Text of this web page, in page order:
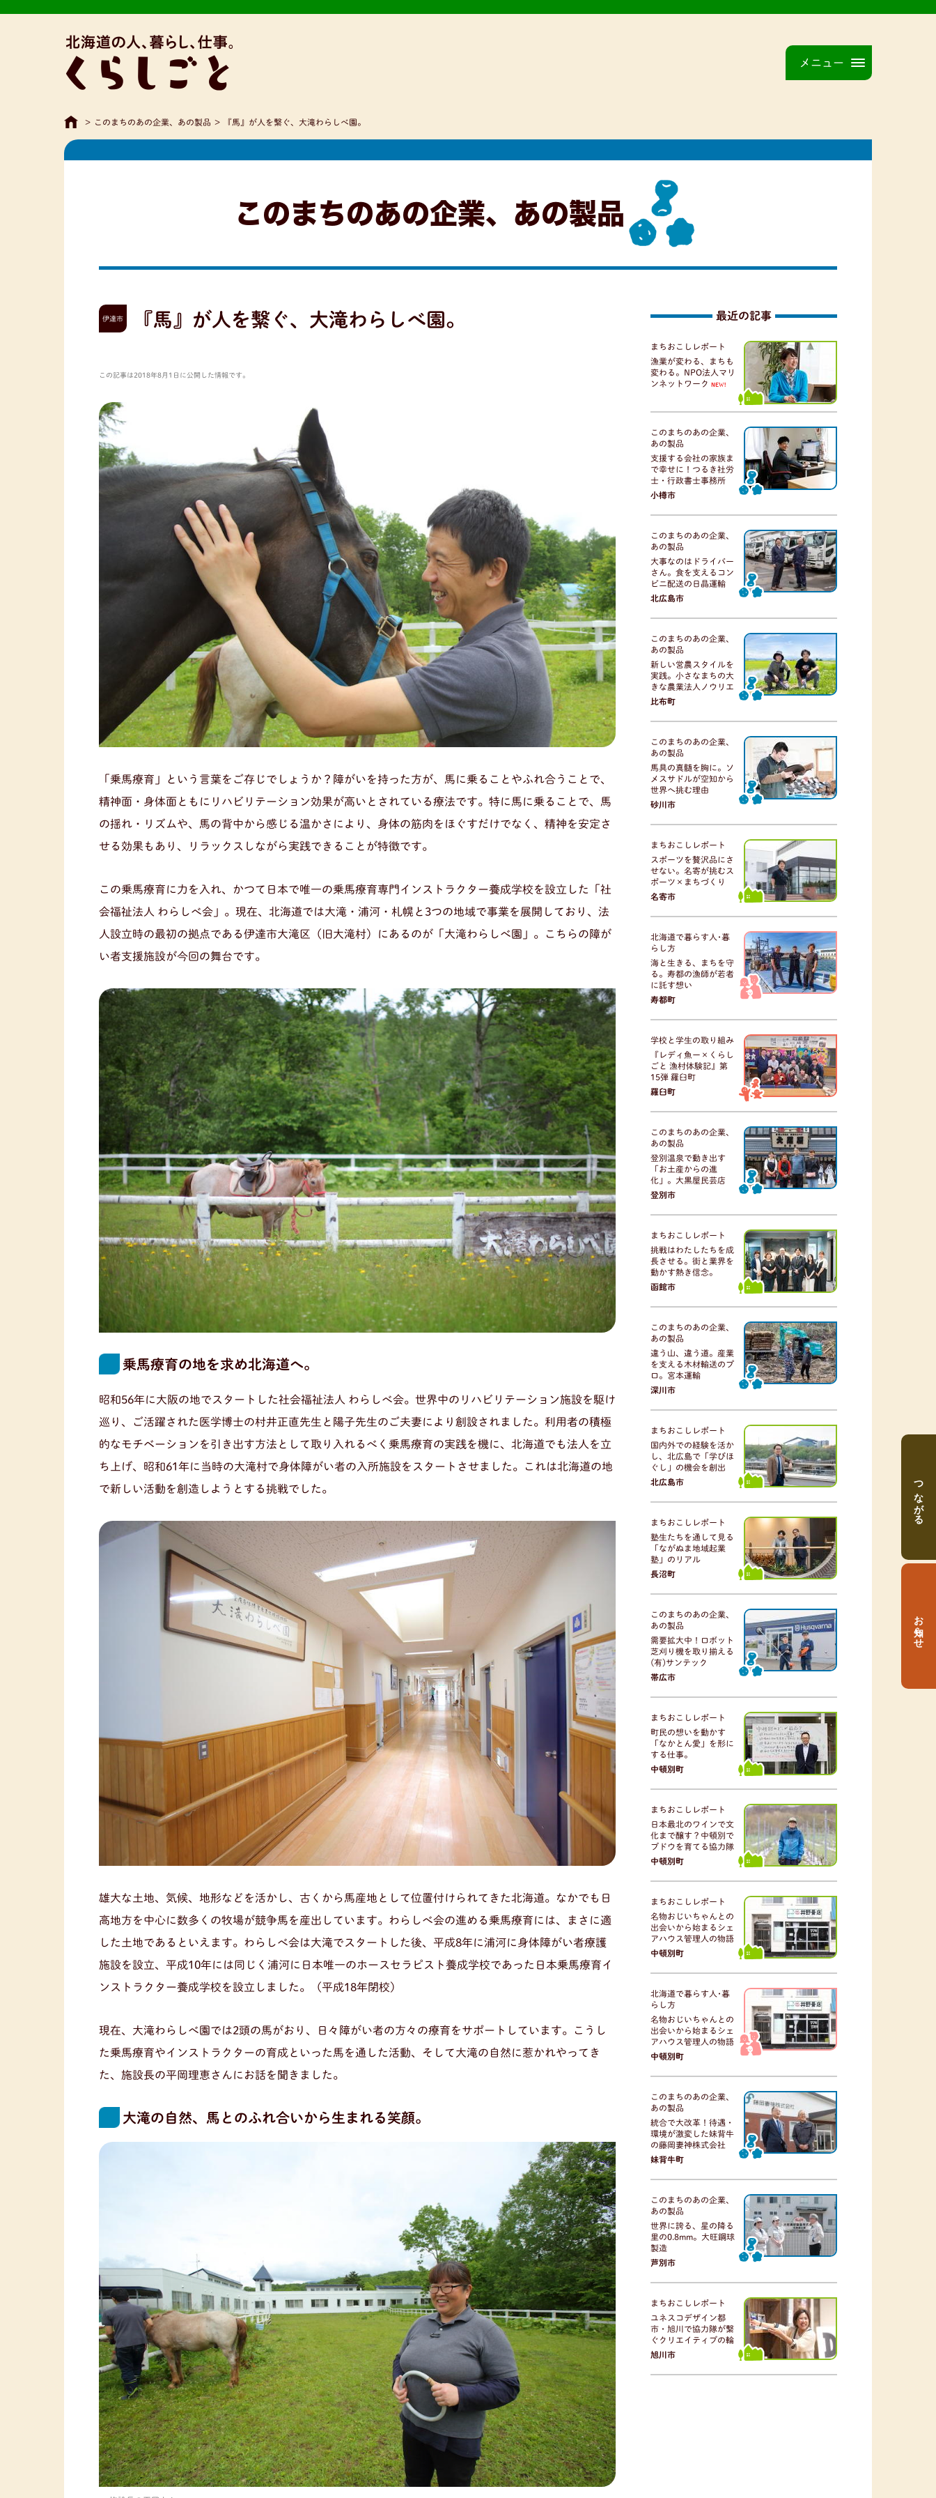
メニュー
> このまちのあの企業、あの製品 > 『馬』が人を繋ぐ、大滝わらしべ園。
このまちのあの企業、あの製品
伊達市 『馬』が人を繋ぐ、大滝わらしべ園。
この記事は2018年8月1日に公開した情報です。
「乗馬療育」という言葉をご存じでしょうか？障がいを持った方が、馬に乗ることやふれ合うことで、
精神面・身体面ともにリハビリテーション効果が高いとされている療法です。特に馬に乗ることで、馬
の揺れ・リズムや、馬の背中から感じる温かさにより、身体の筋肉をほぐすだけでなく、精神を安定さ
せる効果もあり、リラックスしながら実践できることが特徴です。
この乗馬療育に力を入れ、かつて日本で唯一の乗馬療育専門インストラクター養成学校を設立した「社
会福祉法人 わらしべ会」。現在、北海道では大滝・浦河・札幌と3つの地域で事業を展開しており、法
人設立時の最初の拠点である伊達市大滝区（旧大滝村）にあるのが「大滝わらしべ園」。こちらの障が
い者支援施設が今回の舞台です。
乗馬療育の地を求め北海道へ。
昭和56年に大阪の地でスタートした社会福祉法人 わらしべ会。世界中のリハビリテーション施設を駆け
巡り、ご活躍された医学博士の村井正直先生と陽子先生のご夫妻により創設されました。利用者の積極
的なモチベーションを引き出す方法として取り入れるべく乗馬療育の実践を機に、北海道でも法人を立
ち上げ、昭和61年に当時の大滝村で身体障がい者の入所施設をスタートさせました。これは北海道の地
で新しい活動を創造しようとする挑戦でした。
雄大な土地、気候、地形などを活かし、古くから馬産地として位置付けられてきた北海道。なかでも日
高地方を中心に数多くの牧場が競争馬を産出しています。わらしべ会の進める乗馬療育には、まさに適
した土地であるといえます。わらしべ会は大滝でスタートした後、平成8年に浦河に身体障がい者療護
施設を設立、平成10年には同じく浦河に日本唯一のホースセラピスト養成学校であった日本乗馬療育イ
ンストラクター養成学校を設立しました。（平成18年閉校）
現在、大滝わらしべ園では2頭の馬がおり、日々障がい者の方々の療育をサポートしています。こうし
た乗馬療育やインストラクターの育成といった馬を通した活動、そして大滝の自然に惹かれやってき
た、施設長の平岡理恵さんにお話を聞きました。
大滝の自然、馬とのふれ合いから生まれる笑顔。
最近の記事
まちおこしレポート
漁業が変わる、まちも
変わる。NPO法人マリ
ンネットワーク
NEW!
このまちのあの企業、
あの製品
支援する会社の家族ま
で幸せに！つるき社労
士・行政書士事務所
小樽市
このまちのあの企業、
あの製品
大事なのはドライバー
さん。食を支えるコン
ビニ配送の日晶運輸
北広島市
このまちのあの企業、
あの製品
新しい営農スタイルを
実践。小さなまちの大
きな農業法人ノウリエ
比布町
このまちのあの企業、
あの製品
馬具の真髄を胸に。ソ
メスサドルが空知から
世界へ挑む理由
砂川市
まちおこしレポート
スポーツを贅沢品にさ
せない。名寄が挑むス
ポーツ×まちづくり
名寄市
北海道で暮らす人･暮
らし方
海と生きる、まちを守
る。寿都の漁師が若者
に託す想い
寿都町
学校と学生の取り組み
『レディ魚ー×くらし
ごと 漁村体験記』第
15弾 羅臼町
羅臼町
このまちのあの企業、
あの製品
登別温泉で動き出す
「お土産からの進
化」。大黒屋民芸店
登別市
まちおこしレポート
挑戦はわたしたちを成
長させる。街と業界を
動かす熱き信念。
函館市
このまちのあの企業、
あの製品
違う山、違う道。産業
を支える木材輸送のプ
ロ。宮本運輸
深川市
まちおこしレポート
国内外での経験を活か
し、北広島で「学びほ
ぐし」の機会を創出
北広島市
まちおこしレポート
塾生たちを通して見る
「ながぬま地域起業
塾」のリアル
長沼町
このまちのあの企業、
あの製品
需要拡大中！ロボット
芝刈り機を取り揃える
(有)サンテック
帯広市
まちおこしレポート
町民の想いを動かす
「なかとん愛」を形に
する仕事。
中頓別町
まちおこしレポート
日本最北のワインで文
化まで醸す？中頓別で
ブドウを育てる協力隊
中頓別町
まちおこしレポート
名物おじいちゃんとの
出会いから始まるシェ
アハウス管理人の物語
中頓別町
北海道で暮らす人･暮
らし方
名物おじいちゃんとの
出会いから始まるシェ
アハウス管理人の物語
中頓別町
このまちのあの企業、
あの製品
統合で大改革！待遇・
環境が激変した妹背牛
の藤岡妻神株式会社
妹背牛町
このまちのあの企業、
あの製品
世界に誇る、星の降る
里の0.8mm。大旺鋼球
製造
芦別市
まちおこしレポート
ユネスコデザイン都
市・旭川で協力隊が繋
ぐクリエイティブの輪
旭川市
つながる
お知らせ